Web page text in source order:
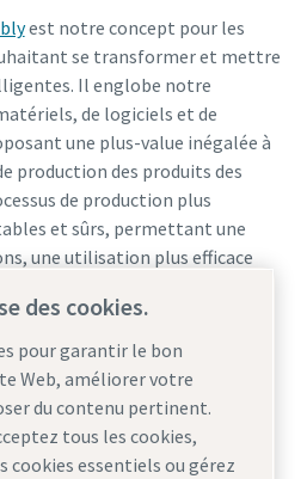
est notre concept pour les
se transformer et mettre
Il englobe notre
de logiciels et de
une plus-value inégalée à
production des produits des
de production plus
et sûrs, permettant une
une utilisation plus efficace
auxquels sont confrontés de
électroniques, nous
vous donneront une
concurrents.
des cookies.
pour garantir le bon
Web, améliorer votre
du contenu pertinent.
tous les cookies,
cookies essentiels ou gérez